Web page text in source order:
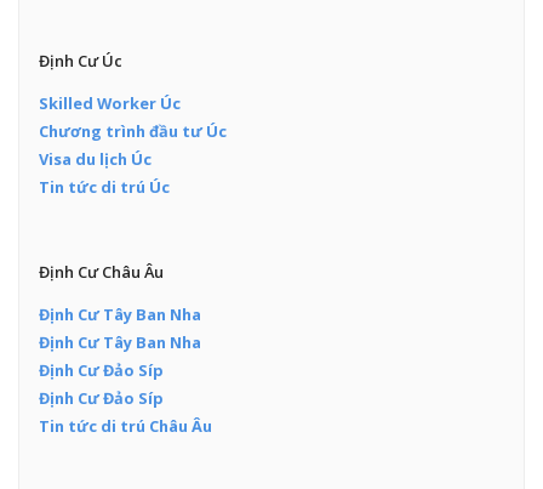
Định Cư Úc
Skilled Worker Úc
Chương trình đầu tư Úc
Visa du lịch Úc
Tin tức di trú Úc
Định Cư Châu Âu
Định Cư Tây Ban Nha
Định Cư Tây Ban Nha
Định Cư Đảo Síp
Định Cư Đảo Síp
Tin tức di trú Châu Âu